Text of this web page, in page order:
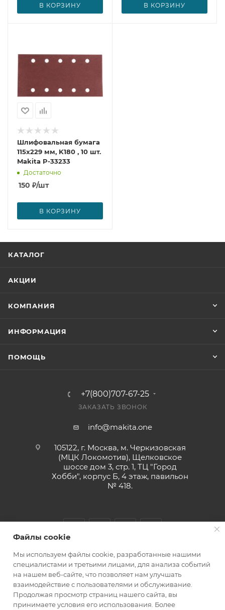
В КОРЗИНУ В КОРЗИНУ
Шлифовальная бумага
115х229 мм, K180 , 10 шт.
Makita P-33233
Достаточно
150 ₽/шт
В КОРЗИНУ
КАТАЛОГ
АКЦИИ
КОМПАНИЯ
ИНФОРМАЦИЯ
ПОМОЩЬ
+7(800)707-67-25
ЗАКАЗАТЬ ЗВОНОК
info@makita.one
105122, г. Москва, м. Черкизовская
(МЦК Локомотив), Щелковское
шоссе дом 3, стр. 1, ТЦ "Город
Хобби", корпус Б, 4 этаж, павильон
№ 418.
MAKITA.ONE 2010-2026 © ООО "МАРКЕТ ТРЕЙДИНГ"
Файлы cookie
Мы используем файлы cookie, разработанные нашими
специалистами и третьими лицами, для анализа событий
на нашем веб-сайте, что позволяет нам улучшать
взаимодействие с пользователями и обслуживание.
Продолжая просмотр страниц нашего сайта, вы
принимаете условия его использования. Более